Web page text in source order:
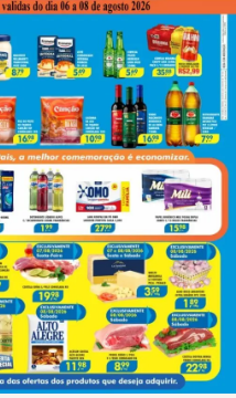
Next
Anvisa Determina Recolhimento De Lote Da Água Crystal Após Identificação De Bactéria
(43) 991545950